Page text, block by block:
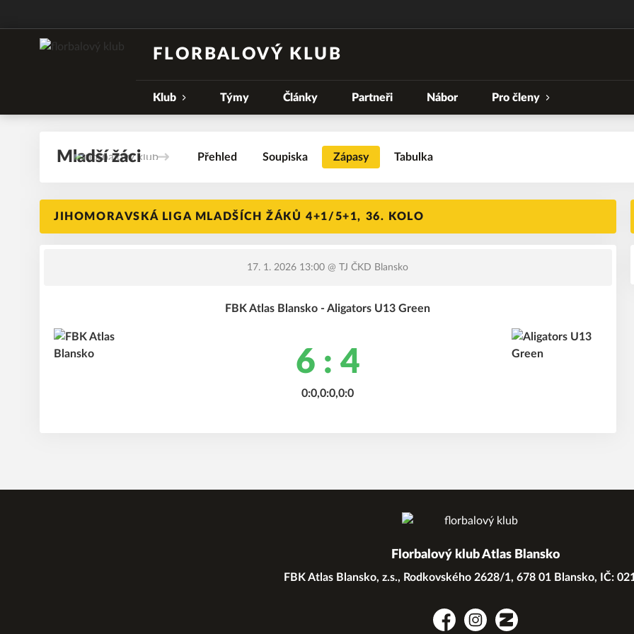
FLORBALOVÝ KLUB
Klub Týmy Články Partneři Nábor Pro členy
Mladší žáci Přehled Soupiska Zápasy Tabulka
JIHOMORAVSKÁ LIGA MLADŠÍCH ŽÁKŮ 4+1/5+1, 36. KOLO
17. 1. 2026 13:00 @ TJ ČKD Blansko
FBK Atlas Blansko - Aligators U13 Green
6 : 4
0:0,0:0,0:0
Florbalový klub Atlas Blansko
FBK Atlas Blansko, z.s., Rodkovského 2628/1, 678 01 Blansko, IČ:
FacebookInstagramZonerama